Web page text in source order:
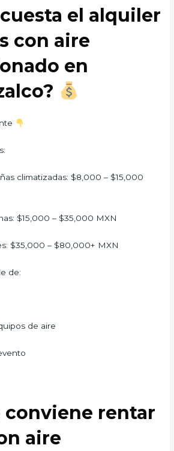
el alquiler
con aire
en
climatizadas: $8,000 – $15,000
$15,000 – $35,000 MXN
$35,000 – $80,000+ MXN
de:
de aire
conviene rentar
aire